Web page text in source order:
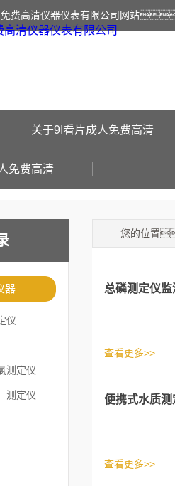
免费高清仪器仪表有限公司网站
关于9I看片成人免费高清
免费高清
器
仪
测定仪
测定仪
您的位置
总磷测定仪监
查看更多>>
便携式水质
查看更多>>